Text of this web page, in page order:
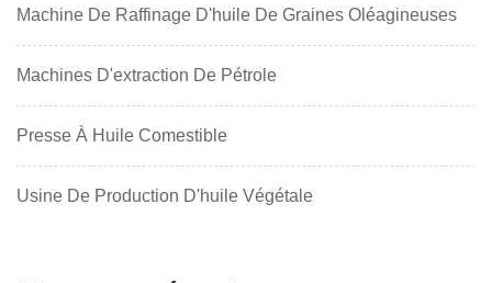
Machine De Raffinage D'huile De Graines Oléagineuses
Machines D'extraction De Pétrole
Presse À Huile Comestible
Usine De Production D'huile Végétale